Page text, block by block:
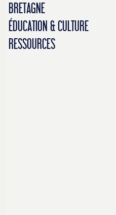
BRETAGNE
ÉDUCATION & CULTURE
RESSOURCES